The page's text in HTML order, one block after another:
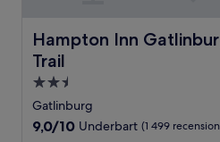
Hampton Inn
Trail
Hampton Inn Gatlinburg
2.5-
stjärnigt
boende
Gatlinburg
9.0
9,0/10 Underbart (1 499